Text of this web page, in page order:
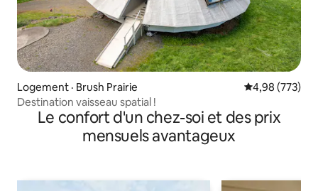
Logement · Brush Prairie Note
4,98 (773)
Destination vaisseau spatial !
Le confort d'un chez-soi et des prix
mensuels avantageux